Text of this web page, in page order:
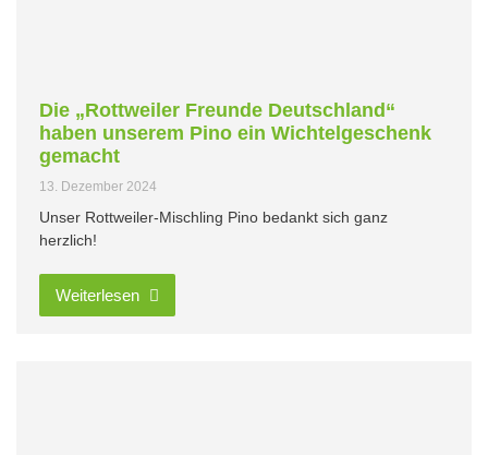
Die „Rottweiler Freunde Deutschland“
haben unserem Pino ein Wichtelgeschenk
gemacht
13. Dezember 2024
Unser Rottweiler-Mischling Pino bedankt sich ganz
herzlich!
Weiterlesen